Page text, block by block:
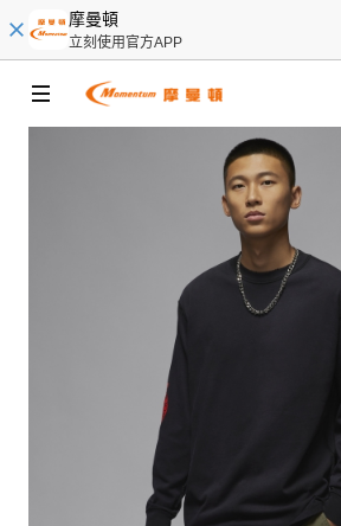
摩曼頓
立刻使用官方APP